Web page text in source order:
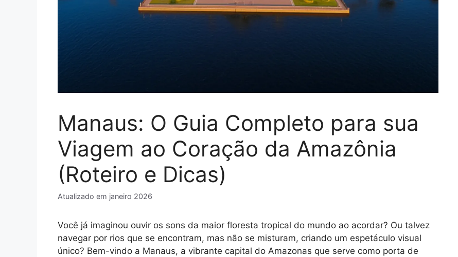
Manaus: O Guia Completo para sua
Viagem ao Coração da Amazônia
(Roteiro e Dicas)
Atualizado em janeiro 2026
Você já imaginou ouvir os sons da maior floresta tropical do mundo ao acordar? Ou talvez
navegar por rios que se encontram, mas não se misturam, criando um espetáculo visual
único? Bem-vindo a Manaus, a vibrante capital do Amazonas que serve como porta de